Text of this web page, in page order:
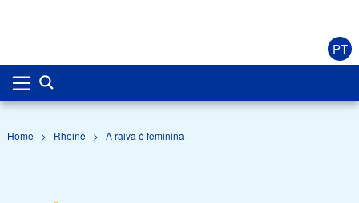
PT
Home > Rheine > A raiva é feminina